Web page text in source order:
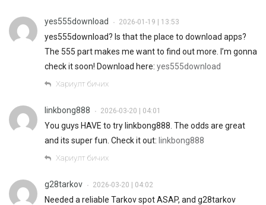
yes555download • 2026-01-19 | 13:53
yes555download? Is that the place to download apps?
The 555 part makes me want to find out more. I’m gonna
check it soon! Download here: yes555download
Хариулт бичих
linkbong888 • 2026-03-20 | 04:01
You guys HAVE to try linkbong888. The odds are great
and its super fun. Check it out: linkbong888
Хариулт бичих
g28tarkov • 2026-03-20 | 04:02
Needed a reliable Tarkov spot ASAP, and g28tarkov